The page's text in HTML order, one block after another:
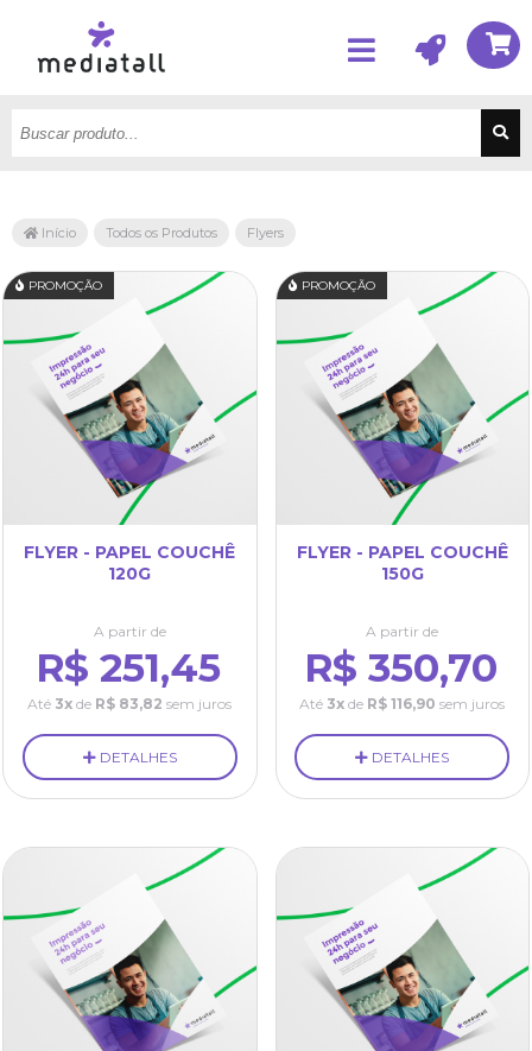
Início Todos os Produtos Flyers
PROMOÇÃO
FLYER - PAPEL COUCHÊ
120G
A partir de
R$ 251,45
Até 3x de R$ 83,82 sem juros
DETALHES
PROMOÇÃO
FLYER - PAPEL COUCHÊ
150G
A partir de
R$ 350,70
Até 3x de R$ 116,90 sem juros
DETALHES